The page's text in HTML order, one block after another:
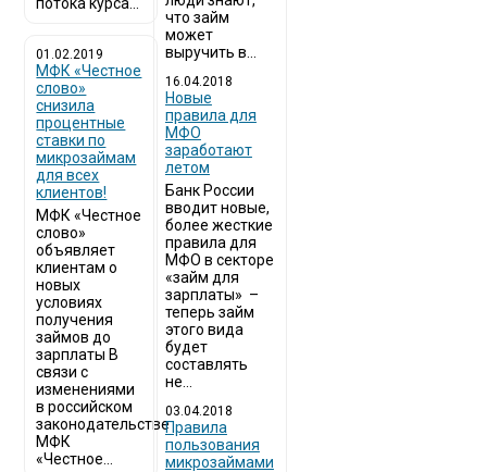
01.02.2019
МФК «Честное
слово»
снизила
процентные
ставки по
микрозаймам
для всех
клиентов!
МФК «Честное
слово»
объявляет
клиентам о
новых
условиях
получения
займов до
зарплаты В
связи с
изменениями
в российском
законодательстве
МФК
«Честное...
что займ
может
выручить в...
16.04.2018
Новые
правила для
МФО
заработают
летом
Банк России
вводит новые,
более жесткие
правила для
МФО в секторе
«займ для
зарплаты» –
теперь займ
этого вида
будет
составлять
не...
03.04.2018
​Правила
пользования
микрозаймами